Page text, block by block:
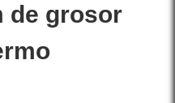
de grosor